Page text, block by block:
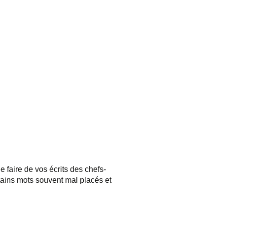
faire de vos écrits des chefs-
mots souvent mal placés et